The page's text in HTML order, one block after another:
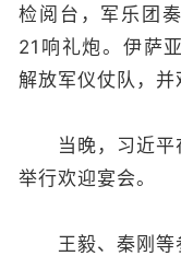
检阅台，军乐团
21响礼炮。伊萨
解放军仪仗队，并
当晚，习近平
举行欢迎宴会。
王毅、秦刚等